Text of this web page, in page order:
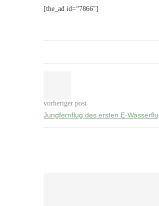
[the_ad id=“7866″]
vorheriger post
Jungfernflug des ersten E-